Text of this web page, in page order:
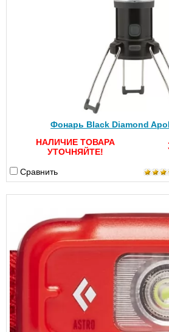
Фонарь Black Diamond
НАЛИЧИЕ ТОВАРА
УТОЧНЯЙТЕ!
Сравнить